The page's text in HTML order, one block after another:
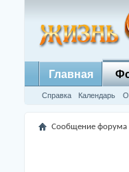
Главная
Справка Календарь
Сообщение форума